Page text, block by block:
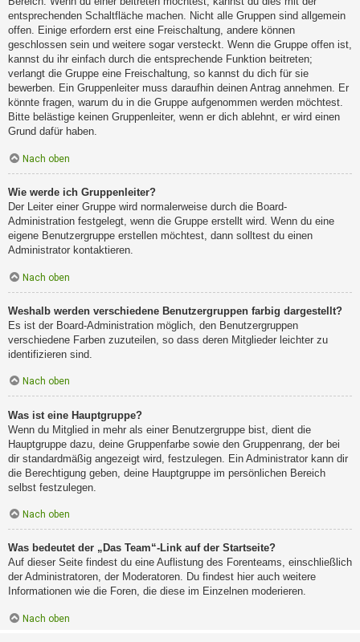
entsprechenden Schaltfläche machen. Nicht alle Gruppen sind allgemein
offen. Einige erfordern erst eine Freischaltung, andere können
geschlossen sein und weitere sogar versteckt. Wenn die Gruppe offen ist,
kannst du ihr einfach durch die entsprechende Funktion beitreten;
verlangt die Gruppe eine Freischaltung, so kannst du dich für sie
bewerben. Ein Gruppenleiter muss daraufhin deinen Antrag annehmen. Er
könnte fragen, warum du in die Gruppe aufgenommen werden möchtest.
Bitte belästige keinen Gruppenleiter, wenn er dich ablehnt, er wird einen
Grund dafür haben.
Nach oben
Wie werde ich Gruppenleiter?
Der Leiter einer Gruppe wird normalerweise durch die Board-
Administration festgelegt, wenn die Gruppe erstellt wird. Wenn du eine
eigene Benutzergruppe erstellen möchtest, dann solltest du einen
Administrator kontaktieren.
Nach oben
Weshalb werden verschiedene Benutzergruppen farbig dargestellt?
Es ist der Board-Administration möglich, den Benutzergruppen
verschiedene Farben zuzuteilen, so dass deren Mitglieder leichter zu
identifizieren sind.
Nach oben
Was ist eine Hauptgruppe?
Wenn du Mitglied in mehr als einer Benutzergruppe bist, dient die
Hauptgruppe dazu, deine Gruppenfarbe sowie den Gruppenrang, der bei
dir standardmäßig angezeigt wird, festzulegen. Ein Administrator kann dir
die Berechtigung geben, deine Hauptgruppe im persönlichen Bereich
selbst festzulegen.
Nach oben
Was bedeutet der „Das Team“-Link auf der Startseite?
Auf dieser Seite findest du eine Auflistung des Forenteams, einschließlich
der Administratoren, der Moderatoren. Du findest hier auch weitere
Informationen wie die Foren, die diese im Einzelnen moderieren.
Nach oben